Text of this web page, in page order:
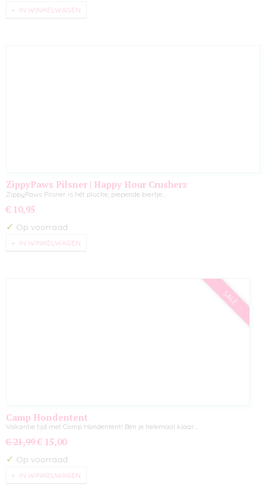
IN WINKELWAGEN
ZippyPaws Pilsner | Happy Hour Crusherz
ZippyPaws Pilsner is hét pluche, piepende biertje…
€ 10,95
✓ Op voorraad
IN WINKELWAGEN
SALE
Camp Hondentent
Vakantie tijd met Camp Hondentent! Ben je helemaal klaar…
€ 21,99 € 15,00
✓ Op voorraad
IN WINKELWAGEN